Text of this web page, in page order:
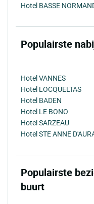
Hotel BASSE
Populairste
Hotel VANNES
Hotel LOCQUELTAS
Hotel BADEN
Hotel LE BONO
Hotel SARZEAU
Hotel STE ANNE
Populairste
buurt